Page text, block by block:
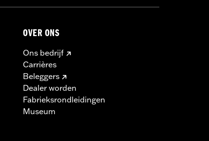
OVER ONS
Ons bedrijf
Carrières
Beleggers
Dealer worden
Fabrieksrondleidingen
Museum